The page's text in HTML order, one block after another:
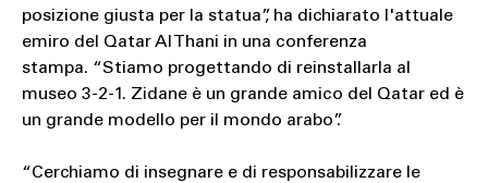
posizione giusta per la statua”, ha dichiarato l'attuale
emiro del Qatar Al Thani in una conferenza
stampa. “Stiamo progettando di reinstallarla al
museo 3-2-1. Zidane è un grande amico del Qatar ed è
un grande modello per il mondo arabo”.
“Cerchiamo di insegnare e di responsabilizzare le